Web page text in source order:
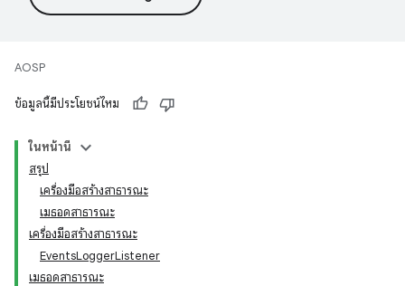
AOSP
ข้อมูลนี้มีประโยชน์ไหม
ในหน้านี้
สรุป
เครื่องมือสร้างสาธารณะ
เมธอดสาธารณะ
เครื่องมือสร้างสาธารณะ
EventsLoggerListener
เมธอดสาธารณะ